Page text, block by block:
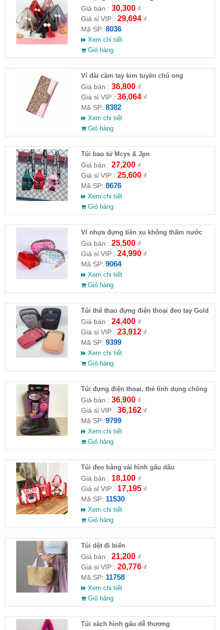
Giá bán : 30,300₫
Giá sỉ VIP : 29,694₫
Mã SP: 8036
Xem chi tiết
Giỏ hàng
Ví dài cầm tay kim tuyến chú ong
Giá bán : 36,800₫
Giá sỉ VIP : 36,064₫
Mã SP: 8382
Xem chi tiết
Giỏ hàng
Túi bao tử Mcys & Jpn
Giá bán : 27,200₫
Giá sỉ VIP : 25,600₫
Mã SP: 8676
Xem chi tiết
Giỏ hàng
Ví nhựa đựng tiền xu không thấm nước
Giá bán : 25,500₫
Giá sỉ VIP : 24,990₫
Mã SP: 9064
Xem chi tiết
Giỏ hàng
Túi thể thao đựng điện thoại đeo tay Gold
Horse
Giá bán : 24,400₫
Giá sỉ VIP : 23,912₫
Mã SP: 9399
Xem chi tiết
Giỏ hàng
Túi đựng điện thoại, thẻ tính dụng chống
nước đa chức năng
Giá bán : 36,900₫
Giá sỉ VIP : 36,162₫
Mã SP: 9799
Xem chi tiết
Giỏ hàng
Túi đeo bằng vải hình gấu dâu
Giá bán : 18,100₫
Giá sỉ VIP : 17,195₫
Mã SP: 11530
Xem chi tiết
Giỏ hàng
Túi dệt đi biển
Giá bán : 21,200₫
Giá sỉ VIP : 20,776₫
Mã SP: 11758
Xem chi tiết
Giỏ hàng
Túi xách hình gấu dễ thương